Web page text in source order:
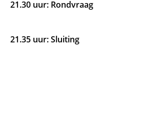
21.30 uur: Rondvraag
21.35 uur: Sluiting